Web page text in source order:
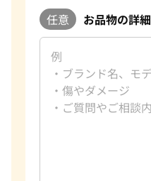
任意 お品物の詳細